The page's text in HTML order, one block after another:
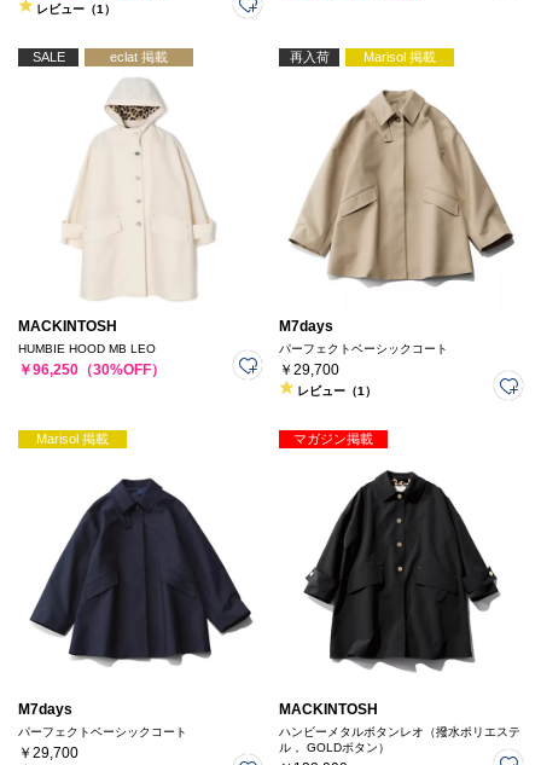
レビュー（1）
SALE eclat 掲載
MACKINTOSH
HUMBIE HOOD MB LEO
￥96,250（30%OFF）
再入荷 Marisol 掲載
M7days
パーフェクトベーシックコート
￥29,700
レビュー（1）
Marisol 掲載
M7days
パーフェクトベーシックコート
￥29,700
マガジン掲載
MACKINTOSH
ハンビーメタルボタンレオ（撥水ポリエステ
ル， GOLDボタン）